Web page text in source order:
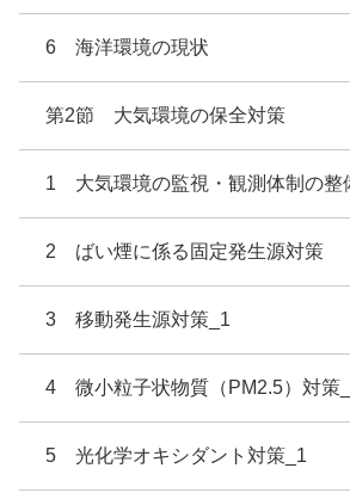
6 海洋環境の現状
第2節 大気環境の保全対策
1 大気環境の監視・観測体制の整
2 ばい煙に係る固定発生源対策
3 移動発生源対策_1
4 微小粒子状物質（PM2.5）対策
5 光化学オキシダント対策_1